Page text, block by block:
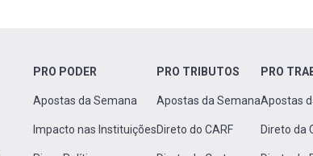
PRO PODER
Apostas da Semana
Impacto nas Instituições
PRO TRIBUTOS
Apostas da Semana
Direto do CARF
PRO
Apostas
Direto da